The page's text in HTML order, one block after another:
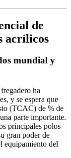
de
acrílicos
mundial y
ha
y se espera que
(TCAC) de % de
parte importante.
principales polos
gran poder de
equipamiento del